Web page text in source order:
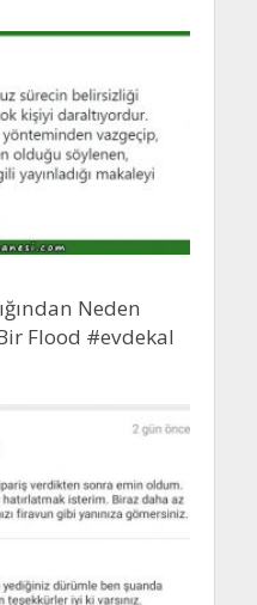
Neden
Flood #evdekal